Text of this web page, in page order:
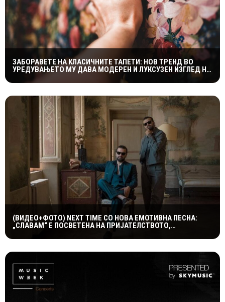
ЗАБОРАВЕТЕ НА КЛАСИЧНИТЕ ТАПЕТИ: НОВ ТРЕНД ВО
УРЕДУВАЊЕТО МУ ДАВА МОДЕРЕН И ЛУКСУЗЕН ИЗГЛЕД НА
(ВИДЕО+ФОТО) NEXT TIME СО НОВА ЕМОТИВНА ПЕСНА:
„СЛАВАМ“ Е ПОСВЕТЕНА НА ПРИЈАТЕЛСТВОТО,
КУМСТВОТО И СПОМЕНИТЕ ШТО ТРААТ ЗАСЕКОГАШ